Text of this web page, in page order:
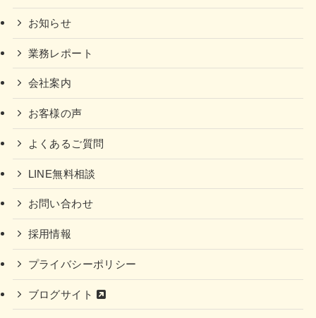
お知らせ
業務レポート
会社案内
お客様の声
よくあるご質問
LINE無料相談
お問い合わせ
採用情報
プライバシーポリシー
ブログサイト